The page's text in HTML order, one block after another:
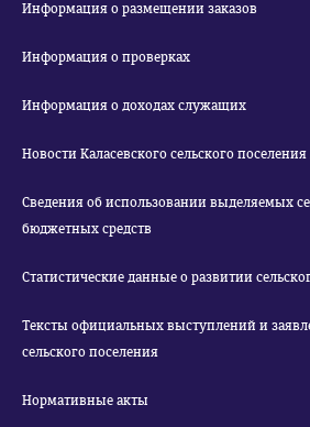
Информация о размещении заказов
Информация о проверках
Информация о доходах служащих
Новости Каласевского сельского
Сведения об использовании выделяемых
бюджетных средств
Статистические данные о развитии
Тексты официальных выступлений и
сельского поселения
Нормативные акты